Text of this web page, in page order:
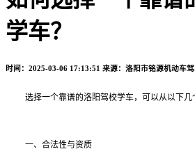
学车？
时间：2025-03-06 17:13:51 来源：洛阳市铭源机动车
选择一个靠谱的洛阳驾校学车，可以从以下几
一、合法性与资质